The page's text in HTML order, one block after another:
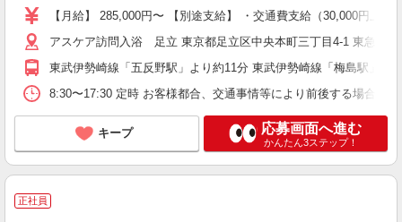
【月給】 285,000円〜 【別途支給】 ・交通費支給（30,000円上
アスケア訪問入浴 足立 東京都足立区中央本町三丁目4-1 東急ドエ
東武伊勢崎線「五反野駅」より約11分 東武伊勢崎線「梅島駅」よ
8:30〜17:30 定時 お客様都合、交通事情等により前後する場合あ
キープ 応募画面へ進む
かんたん3ステップ！
正社員